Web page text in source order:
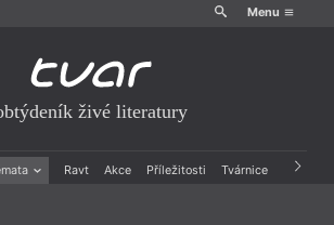
Menu
živé literatury
Ravt Akce Příležitosti Tvárnice Archiv